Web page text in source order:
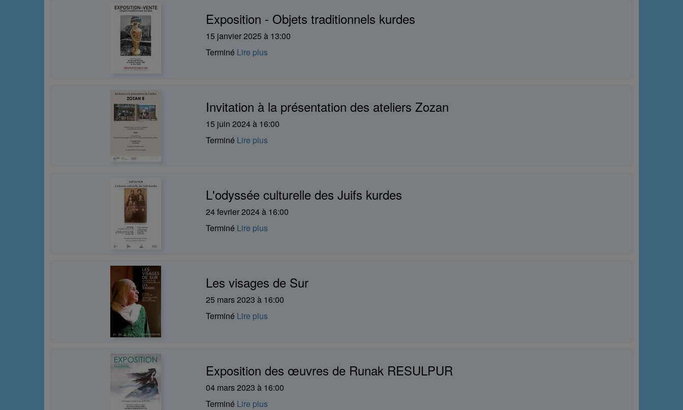
Exposition - Objets traditionnels kurdes
15 janvier 2025 à 13:00
Terminé Lire plus
Invitation à la présentation des ateliers Zozan
15 juin 2024 à 16:00
Terminé Lire plus
L'odyssée culturelle des Juifs kurdes
24 fevrier 2024 à 16:00
Terminé Lire plus
Les visages de Sur
25 mars 2023 à 16:00
Terminé Lire plus
Exposition des œuvres de Runak RESULPUR
04 mars 2023 à 16:00
Terminé Lire plus